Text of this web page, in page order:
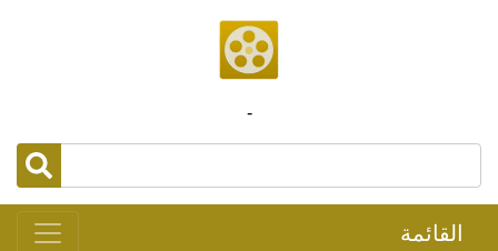
-
القائمة